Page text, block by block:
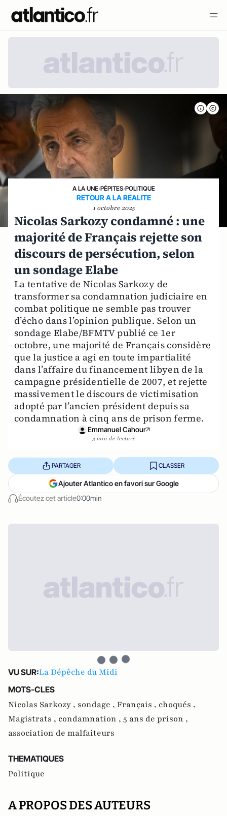
A LA UNE›PÉPITES›POLITIQUE
RETOUR A LA REALITE
1 octobre 2025
Nicolas Sarkozy condamné : une
majorité de Français rejette son
discours de persécution, selon
un sondage Elabe
La tentative de Nicolas Sarkozy de
transformer sa condamnation judiciaire en
combat politique ne semble pas trouver
d’écho dans l’opinion publique. Selon un
sondage Elabe/BFMTV publié ce 1er
octobre, une majorité de Français considère
que la justice a agi en toute impartialité
dans l’affaire du financement libyen de la
campagne présidentielle de 2007, et rejette
massivement le discours de victimisation
adopté par l’ancien président depuis sa
condamnation à cinq ans de prison ferme.
Emmanuel Cahour
3 min de lecture
Écoutez cet article0:00min
PARTAGER CLASSER
Ajouter Atlantico en favori sur Google
VU SUR:La Dépêche du Midi
MOTS-CLES
Nicolas Sarkozy , sondage , Français , choqués ,
Magistrats , condamnation , 5 ans de prison ,
association de malfaiteurs
THEMATIQUES
Politique
A PROPOS DES AUTEURS